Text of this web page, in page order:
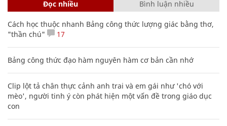
Đọc nhiều Bình luận nhiều
Cách học thuộc nhanh Bảng công thức lượng giác bằng thơ,
"thần chú"
17
Bảng công thức đạo hàm nguyên hàm cơ bản cần nhớ
Clip lột tả chân thực cảnh anh trai và em gái như 'chó với
mèo', người tinh ý còn phát hiện một vấn đề trong giáo dục
con